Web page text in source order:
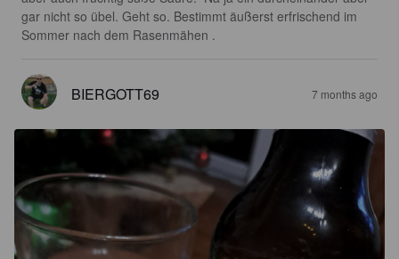
gar nicht so übel. Geht so. Bestimmt äußerst erfrischend im
Sommer nach dem Rasenmähen .
BIERGOTT69 7 months ago